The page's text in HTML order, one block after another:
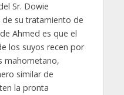
Sr. Dowie
su tratamiento de
Ahmed es que el
los suyos recen por
mahometano,
similar de
la pronta